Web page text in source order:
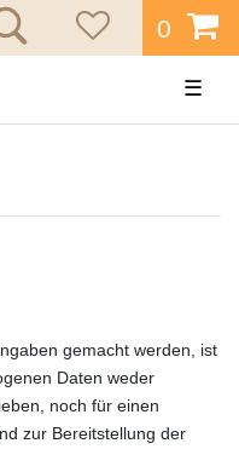
0
☰
gemacht werden, ist
Daten weder
noch für einen
zur Bereitstellung der